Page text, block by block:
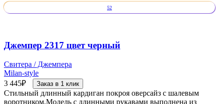
52
Джемпер 2317 цвет черный
Свитера / Джемпера
Milan-style
3 445₽ Заказ в 1 клик
Стильный длинный кардиган покроя оверсайз с шалевым
воротником.Модель с длинными рукавами выполнена из